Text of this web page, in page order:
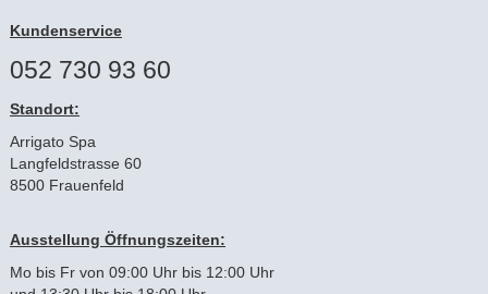
Kundenservice
052 730 93 60
Standort:
Arrigato Spa
Langfeldstrasse 60
8500 Frauenfeld
Ausstellung Öffnungszeiten:
Mo bis Fr von 09:00 Uhr bis 12:00 Uhr